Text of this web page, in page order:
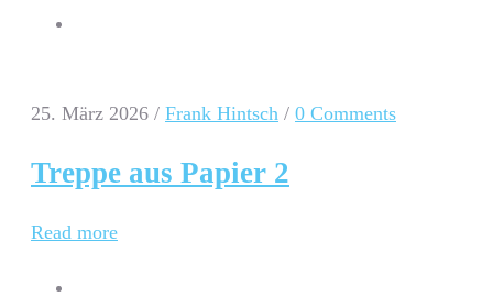
25. März 2026 / Frank Hintsch / 0 Comments
Treppe aus Papier 2
Read more